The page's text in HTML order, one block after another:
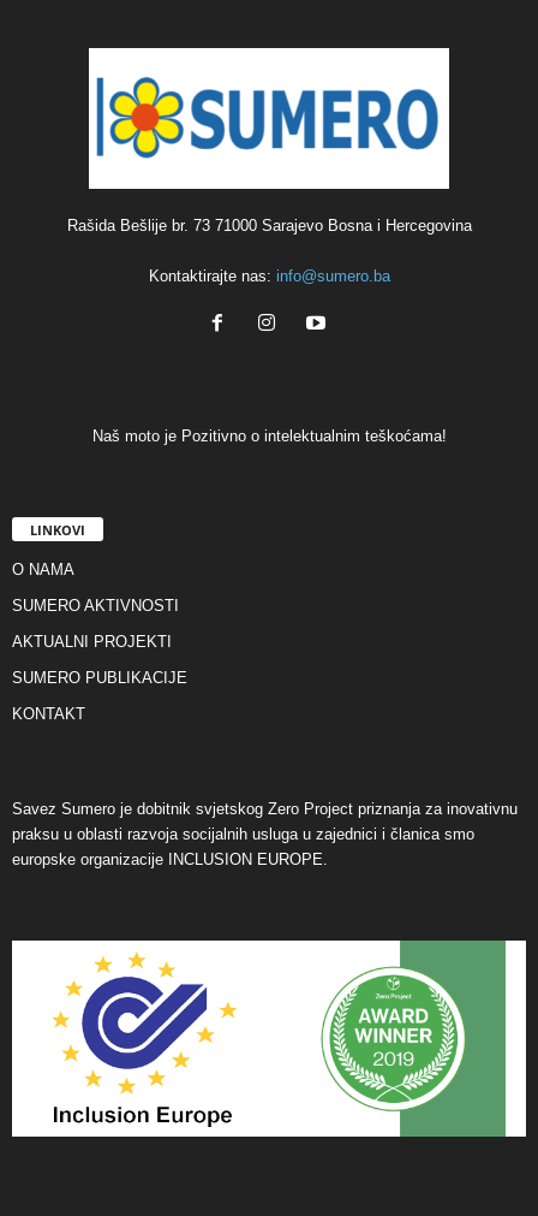
Rašida Bešlije br. 73 71000 Sarajevo Bosna i Hercegovina
Kontaktirajte nas: info@sumero.ba
Naš moto je Pozitivno o intelektualnim teškoćama!
LINKOVI
O NAMA
SUMERO AKTIVNOSTI
AKTUALNI PROJEKTI
SUMERO PUBLIKACIJE
KONTAKT
Savez Sumero je dobitnik svjetskog Zero Project priznanja za inovativnu
praksu u oblasti razvoja socijalnih usluga u zajednici i članica smo
europske organizacije INCLUSION EUROPE.